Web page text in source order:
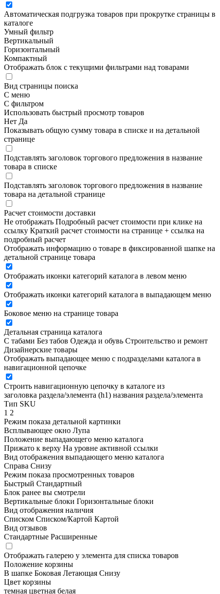
Автоматическая подгрузка товаров при прокрутке страницы в
каталоге
Умный фильтр
Вертикальный
Горизонтальный
Компактный
Отображать блок с текущими фильтрами над товарами
Вид страницы поиска
С меню
С фильтром
Использовать быстрый просмотр товаров
Нет Да
Показывать общую сумму товара в списке и на детальной
странице
Подставлять заголовок торгового предложения в название
товара в списке
Подставлять заголовок торгового предложения в название
товара на детальной странице
Расчет стоимости доставки
Не отображать Подробный расчет стоимости при клике на
ссылку Краткий расчет стоимости на странице + ссылка на
подробный расчет
Отображать информацию о товаре в фиксированной шапке на
детальной странице товара
Отображать иконки категорий каталога в левом меню
Отображать иконки категорий каталога в выпадающем меню
Боковое меню на странице товара
Детальная страница каталога
С табами Без табов Одежда и обувь Строительство и ремонт
Дизайнерские товары
Отображать выпадающее меню с подразделами каталога в
навигационной цепочке
Строить навигационную цепочку в каталоге из
заголовка раздела/элемента (h1) названия раздела/элемента
Тип SKU
1 2
Режим показа детальной картинки
Всплывающее окно Лупа
Положение выпадающего меню каталога
Прижато к верху На уровне активной ссылки
Вид отображения выпадающего меню каталога
Справа Снизу
Режим показа просмотренных товаров
Быстрый Стандартный
Блок ранее вы смотрели
Вертикальные блоки Горизонтальные блоки
Вид отображения наличия
Списком Списком/Картой Картой
Вид отзывов
Стандартные Расширенные
Отображать галерею у элемента для списка товаров
Положение корзины
В шапке Боковая Летающая Снизу
Цвет корзины
темная цветная белая